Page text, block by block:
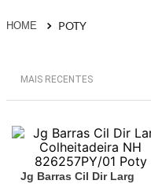
POTY
MAIS RECENTES
Jg Barras Cil Dir Larg